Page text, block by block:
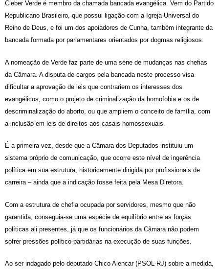
Cleber Verde é membro da chamada bancada evangélica. Vem do Partido
Republicano Brasileiro, que possui ligação com a Igreja Universal do
Reino de Deus, e foi um dos apoiadores de Cunha, também integrante da
bancada formada por parlamentares orientados por dogmas religiosos.
A nomeação de Verde faz parte de uma série de mudanças nas chefias
da Câmara. A disputa de cargos pela bancada neste processo visa
dificultar a aprovação de leis que contrariem os interesses dos
evangélicos, como o projeto de criminalização da homofobia e os de
descriminalização do aborto, ou que ampliem o conceito de família, com
a inclusão em leis de direitos aos casais homossexuais.
É a primeira vez, desde que a Câmara dos Deputados instituiu um
sistema próprio de comunicação, que ocorre este nível de ingerência
política em sua estrutura, historicamente dirigida por profissionais de
carreira – ainda que a indicação fosse feita pela Mesa Diretora.
Com a estrutura de chefia ocupada por servidores, mesmo que não
garantida, conseguia-se uma espécie de equilíbrio entre as forças
políticas ali presentes, já que os funcionários da Câmara não podem
sofrer pressões político-partidárias na execução de suas funções.
Ao ser indagado pelo deputado Chico Alencar (PSOL-RJ) sobre a medida,